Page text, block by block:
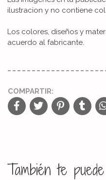
ilustracion y no contiene
Los colores, diseños y
acuerdo al fabricante.
COMPARTIR:
También te